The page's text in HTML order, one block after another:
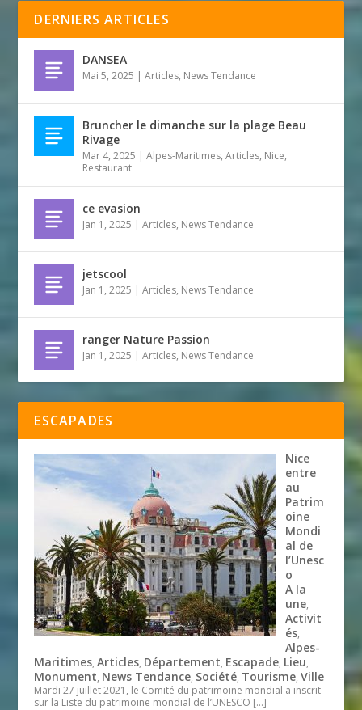
DERNIERS ARTICLES
DANSEA
Mai 5, 2025 |Articles, News Tendance
Bruncher le dimanche sur la plage Beau
Rivage
Mar 4, 2025 |Alpes-Maritimes,Articles, Nice,
Restaurant
ce evasion
Jan 1, 2025 |Articles, News Tendance
jetscool
Jan 1, 2025 |Articles, News Tendance
ranger Nature Passion
Jan 1, 2025 |Articles, News Tendance
ESCAPADES
Nice
entre
au
Patrim
oine
Mondi
al de
l’Unesc
o
A la
une,
Activit
és,
Alpes-
Maritimes,Articles, Département, Escapade, Lieu,
Monument, News Tendance, Société, Tourisme,Ville
Mardi 27 juillet 2021, le Comité du patrimoine mondial a inscrit
sur la Liste du patrimoine mondial de l’UNESCO […]